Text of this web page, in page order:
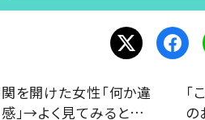
を開けた女性「何か違
」→よく見てみると…
「
の